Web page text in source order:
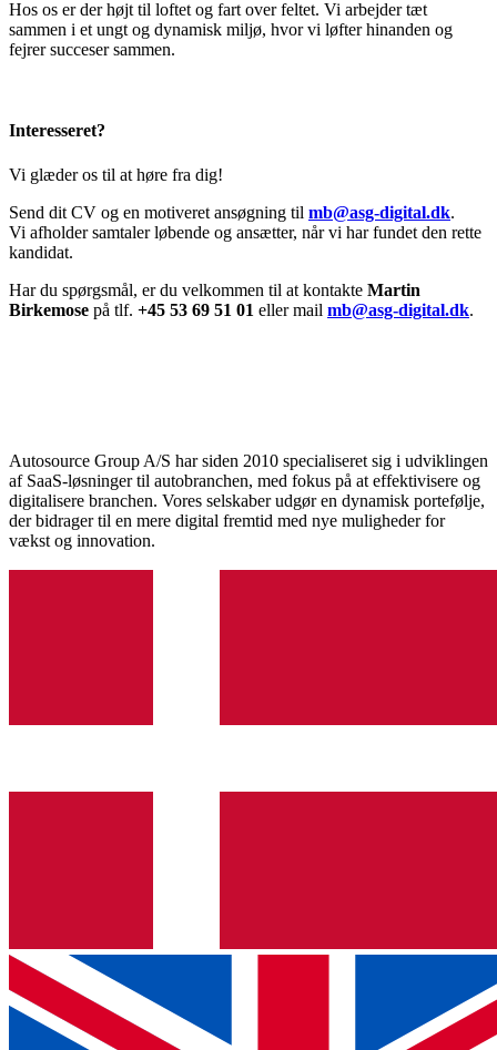
Hos os er der højt til loftet og fart over feltet. Vi arbejder tæt
sammen i et ungt og dynamisk miljø, hvor vi løfter hinanden og
fejrer succeser sammen.
Interesseret?
Vi glæder os til at høre fra dig!
Send dit CV og en motiveret ansøgning til mb@asg-digital.dk.
Vi afholder samtaler løbende og ansætter, når vi har fundet den rette
kandidat.
Har du spørgsmål, er du velkommen til at kontakte Martin
Birkemose på tlf. +45 53 69 51 01 eller mail mb@asg-digital.dk.
Autosource Group A/S har siden 2010 specialiseret sig i udviklingen
af SaaS-løsninger til autobranchen, med fokus på at effektivisere og
digitalisere branchen. Vores selskaber udgør en dynamisk portefølje,
der bidrager til en mere digital fremtid med nye muligheder for
vækst og innovation.